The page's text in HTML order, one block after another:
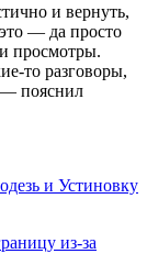
и вернуть,
— да просто
просмотры.
то разговоры,
— пояснил
и Устиновку
из-за